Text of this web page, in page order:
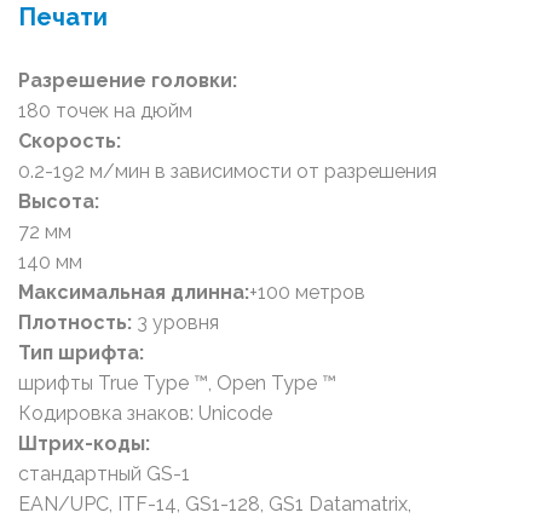
Печати
Разрешение головки:
180 точек на дюйм
Скорость:
0.2-192 м/мин в зависимости от разрешения
Высота:
72 мм
140 мм
Максимальная длинна:+100 метров
Плотность: 3 уровня
Тип шрифта:
шрифты True Type ™, Open Type ™
Кодировка знаков: Unicode
Штрих-коды:
стандартный GS-1
EAN/UPC, ITF-14, GS1-128, GS1 Datamatrix,